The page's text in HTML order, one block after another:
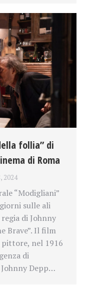
follia” di
di Roma
2024
“Modigliani”
sulle ali
di Johnny
Brave”. Il film
nel 1916
di
Depp…